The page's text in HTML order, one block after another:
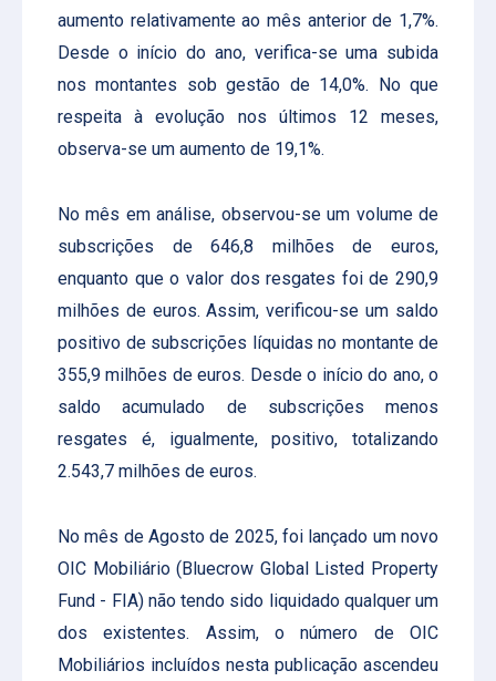
aumento relativamente ao mês anterior de 1,7%.
Desde o início do ano, verifica-se uma subida
nos montantes sob gestão de 14,0%. No que
respeita à evolução nos últimos 12 meses,
observa-se um aumento de 19,1%.
No mês em análise, observou-se um volume de
subscrições de 646,8 milhões de euros,
enquanto que o valor dos resgates foi de 290,9
milhões de euros. Assim, verificou-se um saldo
positivo de subscrições líquidas no montante de
355,9 milhões de euros. Desde o início do ano, o
saldo acumulado de subscrições menos
resgates é, igualmente, positivo, totalizando
2.543,7 milhões de euros.
No mês de Agosto de 2025, foi lançado um novo
OIC Mobiliário (Bluecrow Global Listed Property
Fund - FIA) não tendo sido liquidado qualquer um
dos existentes. Assim, o número de OIC
Mobiliários incluídos nesta publicação ascendeu